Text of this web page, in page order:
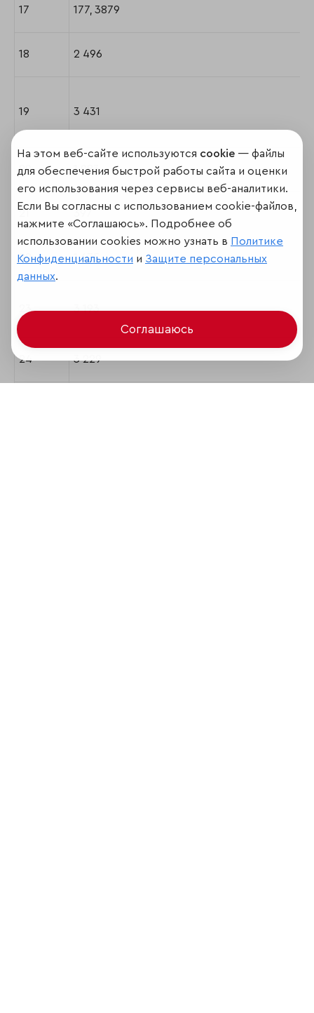
17 177, 3879
18 2 496
19 3 431
20 1 083
21 397
22 1 675
23 3 193
24 3 229
На этом веб-сайте используются cookie — файлы
для обеспечения быстрой работы сайта и оценки
его использования через сервисы веб-аналитики.
Если Вы согласны с использованием cookie-файлов,
нажмите «Соглашаюсь». Подробнее об
использовании cookies можно узнать в Политике
Конфиденциальности и Защите персональных
данных.
Соглашаюсь